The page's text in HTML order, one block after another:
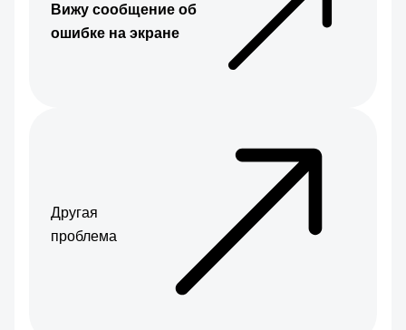
Вижу сообщение об
ошибке на экране
Другая
проблема